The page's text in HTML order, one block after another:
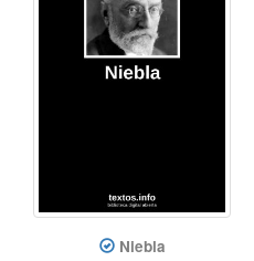
Niebla